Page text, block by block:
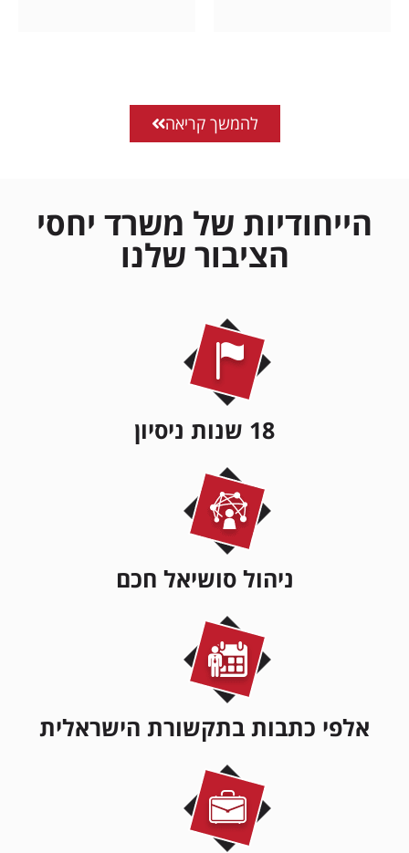
להמשך קריאה
הייחודיות של משרד יחסי
הציבור שלנו
18 שנות ניסיון
ניהול סושיאל חכם
אלפי כתבות בתקשורת הישראלית